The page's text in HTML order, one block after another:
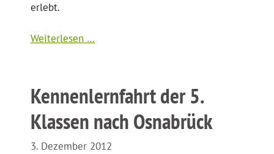
erlebt.
Weiterlesen …
Kennenlernfahrt der 5.
Klassen nach Osnabrück
3. Dezember 2012